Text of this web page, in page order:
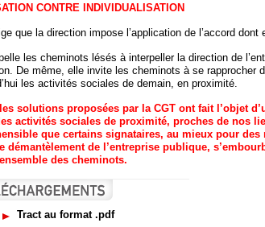
CONTRE INDIVIDUALISATION
que la direction impose l’application de l’accord
les cheminots lésés à interpeller la direction de
De même, elle invite les cheminots à se rapprocher
les activités sociales de demain, en proximité.
solutions proposées par la CGT ont fait l’objet
activités sociales de proximité, proches de nos
que certains signataires, au mieux pour
démantèlement de l’entreprise publique,
des cheminots.
Tract au format .pdf